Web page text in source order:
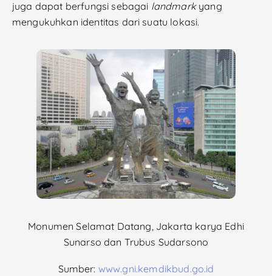
juga dapat berfungsi sebagai landmarkyang
mengukuhkan identitas dari suatu lokasi.
Monumen Selamat Datang, Jakarta karya Edhi
Sunarso dan Trubus Sudarsono
Sumber: www.gni.kemdikbud.go.id